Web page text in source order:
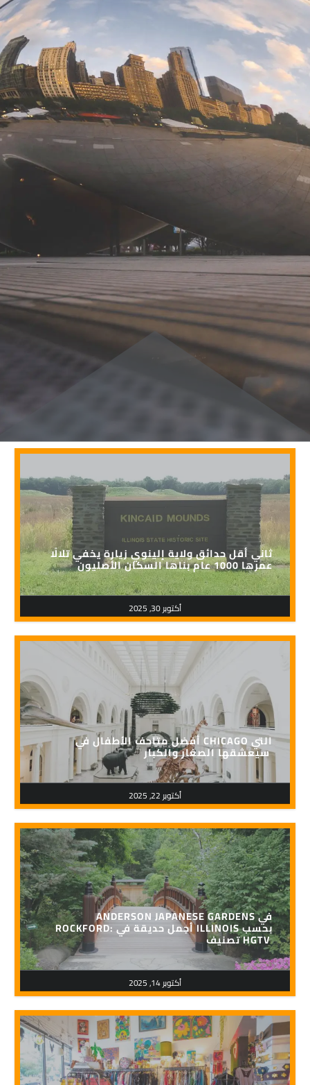
أكتوبر 30, 2025
ثاني أقل حدائق ولاية إلينوي زيارة يخفي تلالًا
عمرها 1000 عام بناها السكان الأصليون
أكتوبر 22, 2025
أفضل متاحف الأطفال في CHICAGO التي
سيعشقها الصغار والكبار
أكتوبر 14, 2025
ANDERSON JAPANESE GARDENS في
ROCKFORD: أجمل حديقة في ILLINOIS بحسب
تصنيف HGTV